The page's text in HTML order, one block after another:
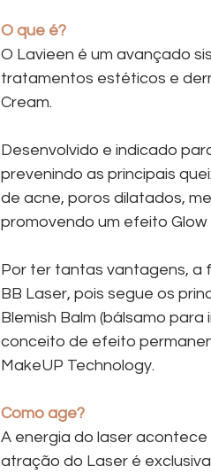
O que é?
O Lavieen é um avançado
tratamentos estéticos e
Cream.
Desenvolvido e indicado
prevenindo as principais
de acne, poros dilatados,
promovendo um efeito
Por ter tantas vantagens, a
BB Laser, pois segue os
Blemish Balm (bálsamo
conceito de efeito
MakeUP Technology.
Como age?
A energia do laser
atração do Laser é